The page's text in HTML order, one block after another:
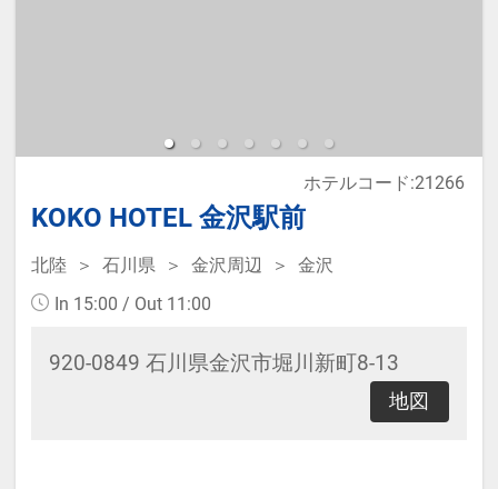
≪お部屋タイプ≫シングル＆セミダ
ブル バス・トイレ付 7平米
※1ベッドです。2名様で1室をご予
約の場合、おふたりでベッド1台を
ご利用いただきます。
宿泊税が必要な場合は現地払いとな
KOKO HOTEL 金沢駅前
ホテルコード:21266
北陸 石川県 金沢周辺
金沢
In 15:00 / Out 11:00
920-0849 石川県金沢市堀川新町8-13
地図